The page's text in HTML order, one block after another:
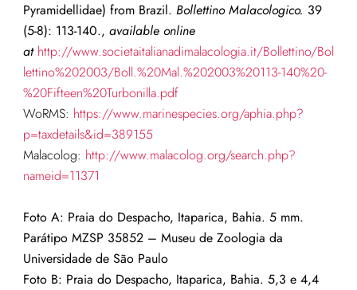
Pyramidellidae) from Brazil. Bollettino Malacologico. 39
(5-8): 113-140., available online
at http://www.societaitalianadimalacologia.it/Bollettino/Bol
lettino%202003/Boll.%20Mal.%202003%20113-140%20-
%20Fifteen%20Turbonilla.pdf
WoRMS: https://www.marinespecies.org/aphia.php?
p=taxdetails&id=389155
Malacolog: http://www.malacolog.org/search.php?
nameid=11371
Foto A: Praia do Despacho, Itaparica, Bahia. 5mm.
Parátipo MZSP 35852 – Museu de Zoologia da
Universidade de São Paulo
Foto B: Praia do Despacho, Itaparica, Bahia. 5,3 e 4,4